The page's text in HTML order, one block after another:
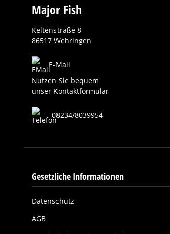
Major Fish
Keltenstraße 8
86517 Wehringen
E-Mail
Nutzen Sie bequem
unser Kontaktformular
08234/8039954
Gesetzliche Informationen
Datenschutz
AGB